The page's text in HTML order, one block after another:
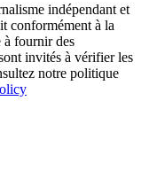
indépendant et
conformément à la
à fournir des
invités à vérifier les
notre politique